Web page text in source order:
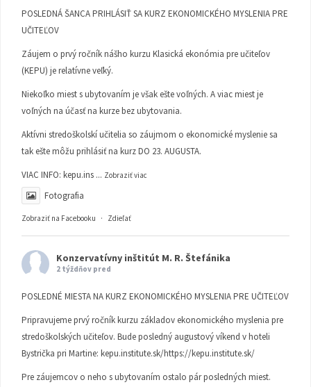
POSLEDNÁ ŠANCA PRIHLÁSIŤ SA KURZ EKONOMICKÉHO MYSLENIA PRE
UČITEĽOV
Záujem o prvý ročník nášho kurzu Klasická ekonómia pre učiteľov
(KEPU) je relatívne veľký.
Niekoľko miest s ubytovaním je však ešte voľných. A viac miest je
voľných na účasť na kurze bez ubytovania.
Aktívni stredoškolskí učitelia so záujmom o ekonomické myslenie sa
tak ešte môžu prihlásiť na kurz DO 23. AUGUSTA.
VIAC INFO: kepu.ins ... Zobraziť viac
Fotografia
Zobraziť na Facebooku · Zdieľať
Konzervatívny inštitút M. R. Štefánika
2 týždňov pred
POSLEDNÉ MIESTA NA KURZ EKONOMICKÉHO MYSLENIA PRE UČITEĽOV
Pripravujeme prvý ročník kurzu základov ekonomického myslenia pre
stredoškolských učiteľov. Bude posledný augustový víkend v hoteli
Bystrička pri Martine: kepu.institute.sk/https://kepu.institute.sk/
Pre záujemcov o neho s ubytovaním ostalo pár posledných miest.